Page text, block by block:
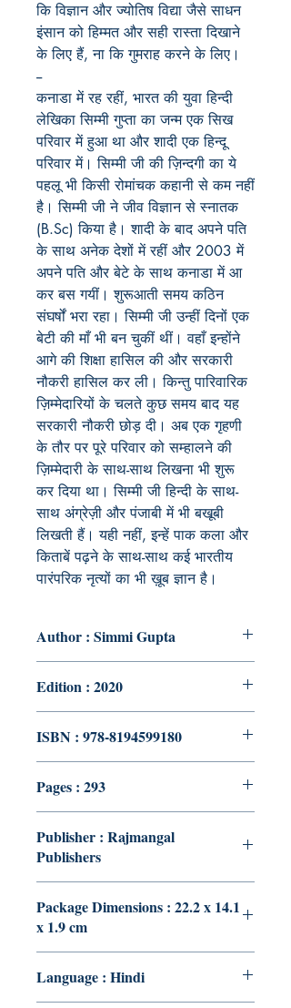
कि विज्ञान और ज्योतिष विद्या जैसे साधन
इंसान को हिम्मत और सही रास्ता दिखाने
के लिए हैं,ना कि गुमराह करने के लिए।
--
कनाडा में रह रहीं, भारत की युवा हिन्दी
लेखिका सिम्मी गुप्ता का जन्म एक सिख
परिवार में हुआ था और शादी एक हिन्दू
परिवार में। सिम्मी जी की ज़िन्दगी का ये
पहलू भी किसी रोमांचक कहानी से कम नहीं
है। सिम्मी जी ने जीव विज्ञान से स्नातक
(B.Sc) किया है। शादी के बाद अपने पति
के साथ अनेक देशों में रहीं और 2003 में
अपने पति और बेटे के साथ कनाडा में आ
कर बस गयीं। शुरूआती समय कठिन
संघर्षों भरा रहा। सिम्मी जी उन्हीं दिनों एक
बेटी की माँ भी बन चुकीं थीं। वहाँ इन्होंने
आगे की शिक्षा हासिल की और सरकारी
नौकरी हासिल कर ली। किन्तु पारिवारिक
ज़िम्मेदारियों के चलते कुछ समय बाद यह
सरकारी नौकरी छोड़ दी। अब एक गृहणी
के तौर पर पूरे परिवार को सम्हालने की
ज़िम्मेदारी के साथ-साथ लिखना भी शुरू
कर दिया था। सिम्मी जी हिन्दी के साथ-
साथ अंग्रेज़ी और पंजाबी में भी बखूबी
लिखती हैं। यही नहीं, इन्हें पाक कला और
किताबें पढ़ने के साथ-साथ कई भारतीय
पारंपरिक नृत्यों का भी ख़ूब ज्ञान है।
Author : Simmi Gupta
Edition : 2020
ISBN : 978-8194599180
Pages : 293
Publisher : Rajmangal
Publishers
Package Dimensions : 22.2 x 14.1
x 1.9 cm
Language : Hindi